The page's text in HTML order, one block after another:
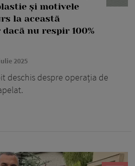
și motivele
la această
nu respir 100%
2025
deschis despre operația de